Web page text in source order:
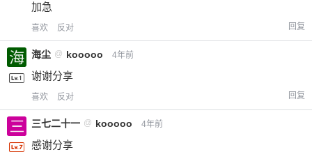
加急
喜欢 反对 回复
海尘 @ kooooo 4年前
谢谢分享
喜欢 反对 回复
三七二十一 @ kooooo 4年前
感谢分享